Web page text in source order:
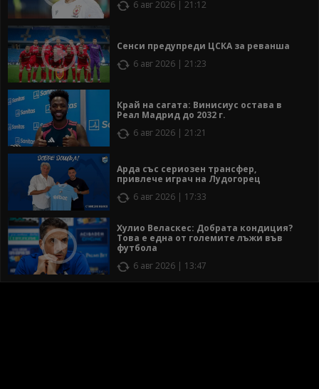
6 авг 2026 | 21:12
Сенси предупреди ЦСКА за реванша
6 авг 2026 | 21:23
Край на сагата: Винисиус остава в
Реал Мадрид до 2032 г.
6 авг 2026 | 21:21
Арда със сериозен трансфер,
привлече играч на Лудогорец
6 авг 2026 | 17:33
Хулио Веласкес: Добрата кондиция?
Това е една от големите лъжи във
футбола
6 авг 2026 | 13:47